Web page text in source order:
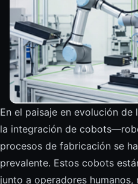
En el paisaje en evolución
la integración de
procesos de fabricación se
prevalente. Estos cobots
junto a operadores